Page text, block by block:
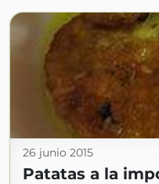
26 junio 2015
Patatas a la